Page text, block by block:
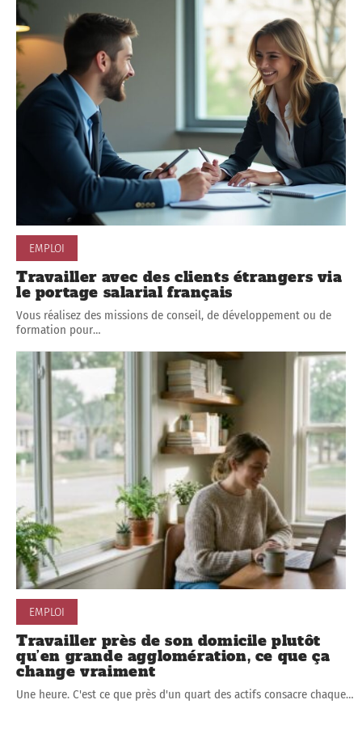
EMPLOI
Travailler avec des clients étrangers via
le portage salarial français
Vous réalisez des missions de conseil, de développement ou de
formation pour…
EMPLOI
Travailler près de son domicile plutôt
qu’en grande agglomération, ce que ça
change vraiment
Une heure. C'est ce que près d'un quart des actifs consacre chaque…